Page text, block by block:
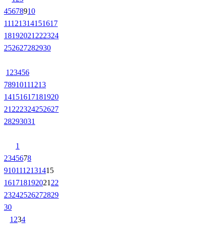
45678910
11121314151617
18192021 222324
252627282930
1 23456
78910111213
14151617181920
21 222324252627
28293031
1
2345678
9101112131415
161718192021 22
23242526272829
30
1 234